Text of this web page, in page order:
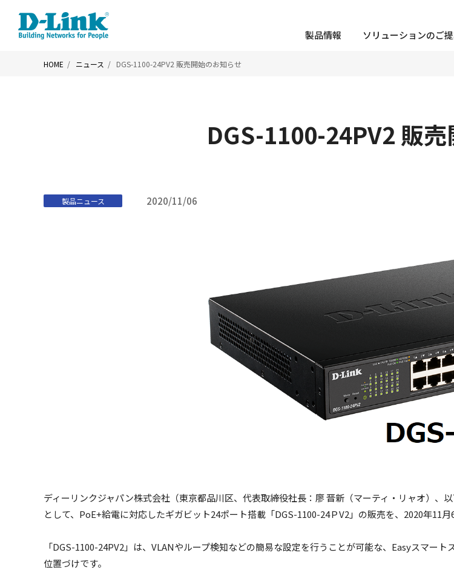
製品情報 ソリューションのご
HOME ニュース DGS-1100-24PV2 販売開始のお知らせ
DGS-1100-24PV2 販
製品ニュース 2020/11/06
ディーリンクジャパン株式会社（東京都品川区、代表取締役社長：廖 晋新（マーティ・リャオ）
として、PoE+給電に対応したギガビット24ポート搭載「DGS-1100-24ＰV2」の販売を、2020年11
「DGS-1100-24PV2」は、VLANやループ検知などの簡易な設定を行うことが可能な、Easyスマー
位置づけです。